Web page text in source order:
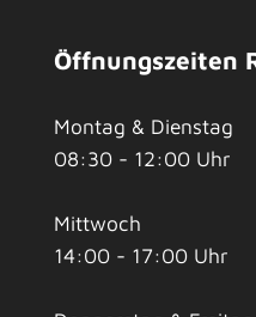
Öffnungszeiten
Montag & Dienstag
08:30 - 12:00 Uhr
Mittwoch
14:00 - 17:00 Uhr